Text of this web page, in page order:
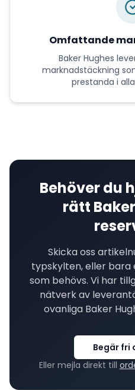
Omfattande
Baker Hughes
marknadstäckning
prestanda i
Behöver du
rätt
Skicka oss
typskylten, eller bara
som behövs. Vi har
nätverk av
ovanliga Baker
Begär fri
Eller mejla direkt till